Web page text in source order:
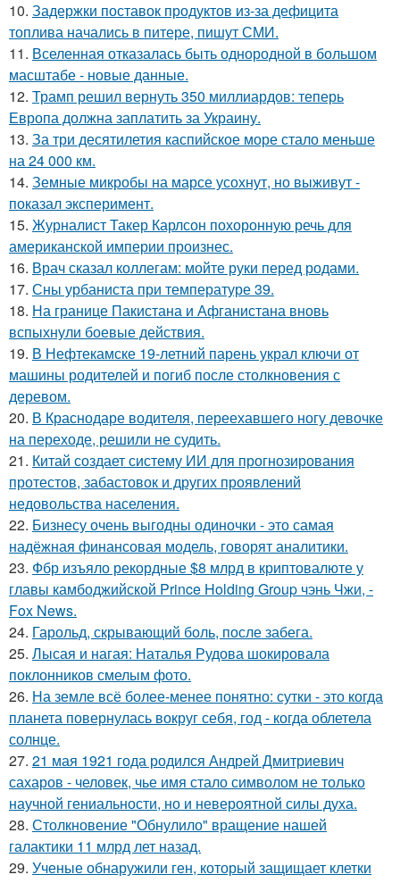
10. Задержки поставок продуктов из-за дефицита
топлива начались в питере, пишут СМИ.
11. Вселенная отказалась быть однородной в большом
масштабе - новые данные.
12. Трамп решил вернуть 350 миллиардов: теперь
Европа должна заплатить за Украину.
13. За три десятилетия каспийское море стало меньше
на 24 000 км.
14. Земные микробы на марсе усохнут, но выживут -
показал эксперимент.
15. Журналист Такер Карлсон похоронную речь для
американской империи произнес.
16. Врач сказал коллегам: мойте руки перед родами.
17. Сны урбаниста при температуре 39.
18. На границе Пакистана и Афганистана вновь
вспыхнули боевые действия.
19. В Нефтекамске 19-летний парень украл ключи от
машины родителей и погиб после столкновения с
деревом.
20. В Краснодаре водителя, переехавшего ногу девочке
на переходе, решили не судить.
21. Китай создает систему ИИ для прогнозирования
протестов, забастовок и других проявлений
недовольства населения.
22. Бизнесу очень выгодны одиночки - это самая
надёжная финансовая модель, говорят аналитики.
23. Фбр изъяло рекордные $8 млрд в криптовалюте у
главы камбоджийской Prince Holding Group чэнь Чжи, -
Fox News.
24. Гарольд, скрывающий боль, после забега.
25. Лысая и нагая: Наталья Рудова шокировала
поклонников смелым фото.
26. На земле всё более-менее понятно: сутки - это когда
планета повернулась вокруг себя, год - когда облетела
солнце.
27. 21 мая 1921 года родился Андрей Дмитриевич
сахаров - человек, чье имя стало символом не только
научной гениальности, но и невероятной силы духа.
28. Столкновение "Обнулило" вращение нашей
галактики 11 млрд лет назад.
29. Ученые обнаружили ген, который защищает клетки